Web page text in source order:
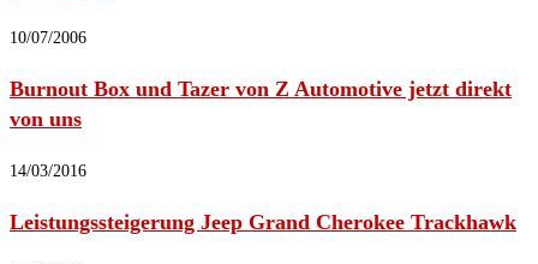
10/07/2006
Burnout Box und Tazer von Z Automotive jetzt direkt
von uns
14/03/2016
Leistungssteigerung Jeep Grand Cherokee Trackhawk